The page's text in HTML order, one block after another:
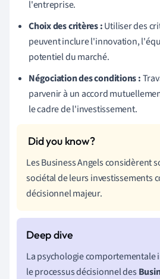
l'entreprise.
Choix des critères :Utiliser des
peuvent inclure l'innovation,
potentiel du marché.
Négociation des conditions :
parvenir à un accord
le cadre de l'investissement.
Les Business Angels considèrent
sociétal de leurs investissements
décisionnel majeur.
La psychologie
le processus décisionnel des